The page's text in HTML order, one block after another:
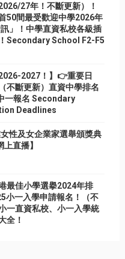
27年！不斷更新）！
50間最受歡迎中學2026年
」！中學直資私校各級插
Secondary School F2-F5
2027！】👉重要日
不斷更新）直資中學排名
一報名 Secondary
Deadlines
女性及女企業家選舉頒獎典
直播】
最佳小學選擧2024年排
小一入學申請報名！（不
一直資私校、小一入學統
全！